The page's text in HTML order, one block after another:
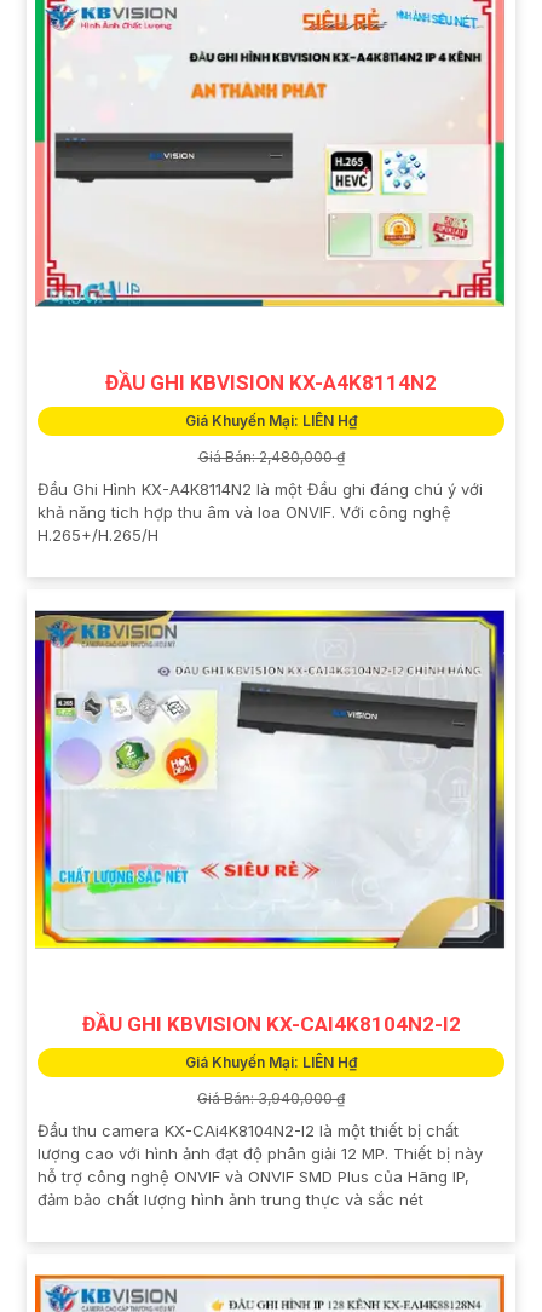
ĐẦU GHI KBVISION KX-A4K8114N2
Giá Khuyến Mại: LIÊN H₫
Giá Bán: 2,480,000 ₫
Đầu Ghi Hình KX-A4K8114N2 là một Đầu ghi đáng chú ý với
khả năng tich hợp thu âm và loa ONVIF. Với công nghệ
H.265+/H.265/H
ĐẦU GHI KBVISION KX-CAI4K8104N2-I2
Giá Khuyến Mại: LIÊN H₫
Giá Bán: 3,940,000 ₫
Đầu thu camera KX-CAi4K8104N2-I2 là một thiết bị chất
lượng cao với hình ảnh đạt độ phân giải 12 MP. Thiết bị này
hỗ trợ công nghệ ONVIF và ONVIF SMD Plus của Hãng IP,
đảm bảo chất lượng hình ảnh trung thực và sắc nét